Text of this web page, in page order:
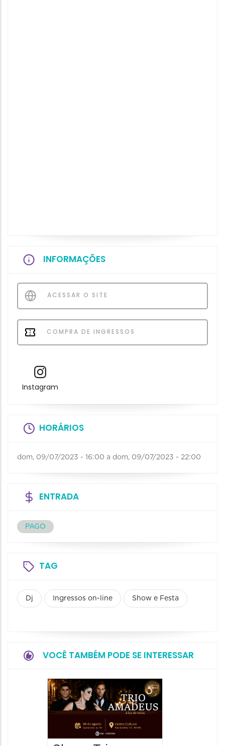
INFORMAÇÕES
ACESSAR O SITE
COMPRA DE INGRESSOS
Instagram
HORÁRIOS
dom, 09/07/2023 - 16:00 a dom, 09/07/2023 - 22:00
ENTRADA
PAGO
TAG
Dj Ingressos on-line Show e Festa
VOCÊ TAMBÉM PODE SE INTERESSAR